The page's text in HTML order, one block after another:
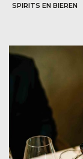
SPIRITS EN BIEREN